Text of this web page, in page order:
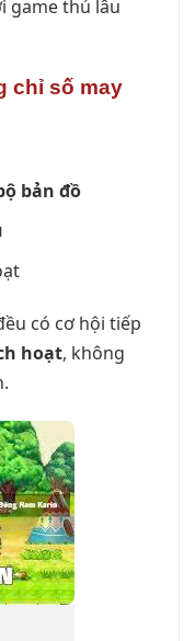
game thủ lâu
chỉ số may
bản đồ
có cơ hội tiếp
hoạt, không